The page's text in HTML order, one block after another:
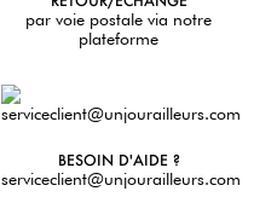
par voie postale via notre
plateforme
BESOIN D'AIDE ?
serviceclient@unjourailleurs.com